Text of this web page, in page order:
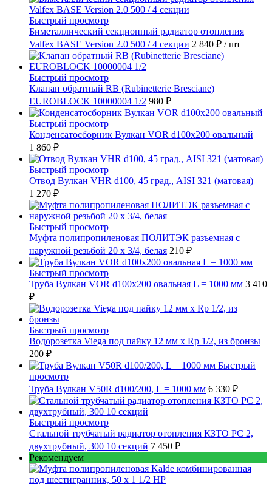
Быстрый просмотр
Биметаллический секционный радиатор отопления
Valfex BASE Version 2.0 500 / 4 секции 2 840 ₽ / шт
Быстрый просмотр
Клапан обратный RB (Rubinetterie Bresciane)
EUROBLOCK 10000004 1/2 980 ₽
Быстрый просмотр
Конденсатосборник Вулкан VOR d100x200 овальный
1 860 ₽
Быстрый просмотр
Отвод Вулкан VHR d100, 45 град., AISI 321 (матовая)
1 270 ₽
Быстрый просмотр
Муфта полипропиленовая ПОЛИТЭК разъемная с
наружной резьбой 20 x 3/4, белая 210 ₽
Быстрый просмотр
Труба Вулкан VOR d100x200 овальная L = 1000 мм 3 410
₽
Быстрый просмотр
Водорозетка Viega под пайку 12 мм х Rp 1/2, из бронзы
200 ₽
Быстрый
просмотр
Труба Вулкан V50R d100/200, L = 1000 мм 6 330 ₽
Быстрый просмотр
Стальной трубчатый радиатор отопления КЗТО РС 2,
двухтрубный, 300 10 секций 7 450 ₽
Рекомендуем